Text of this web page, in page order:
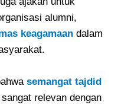
alumni,
keagamaan dalam
semangat tajdid
relevan dengan